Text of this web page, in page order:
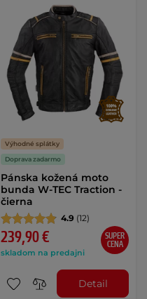
Výhodné splátky
Doprava zadarmo
Pánska kožená moto
bunda W-TEC Traction -
čierna
4.9 (12)
239,90 €
skladom na predajni
SUPER
CENA
Detail